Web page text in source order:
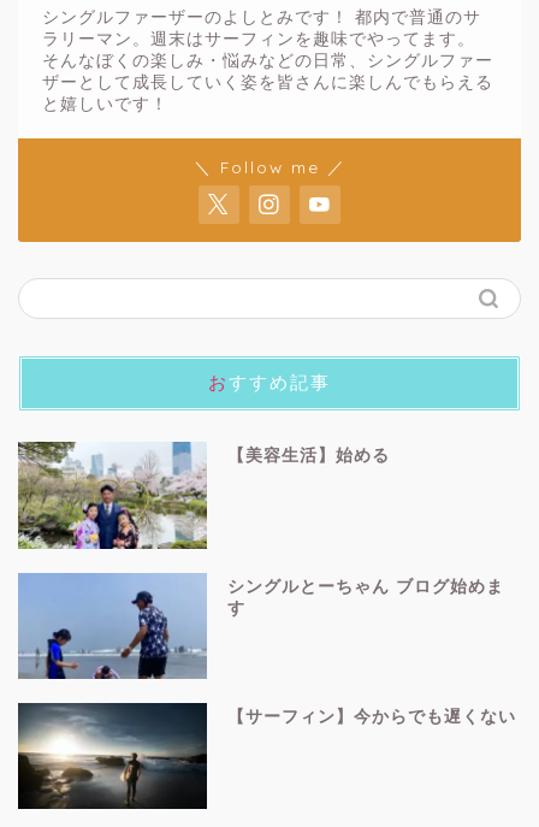
シングルファーザーのよしとみです！ 都内で普通のサ
ラリーマン。週末はサーフィンを趣味でやってます。
そんなぼくの楽しみ・悩みなどの日常、シングルファー
ザーとして成長していく姿を皆さんに楽しんでもらえる
と嬉しいです！
＼ Follow me ／
おすすめ記事
【美容生活】始める
シングルとーちゃん ブログ始めま
す
【サーフィン】今からでも遅くない